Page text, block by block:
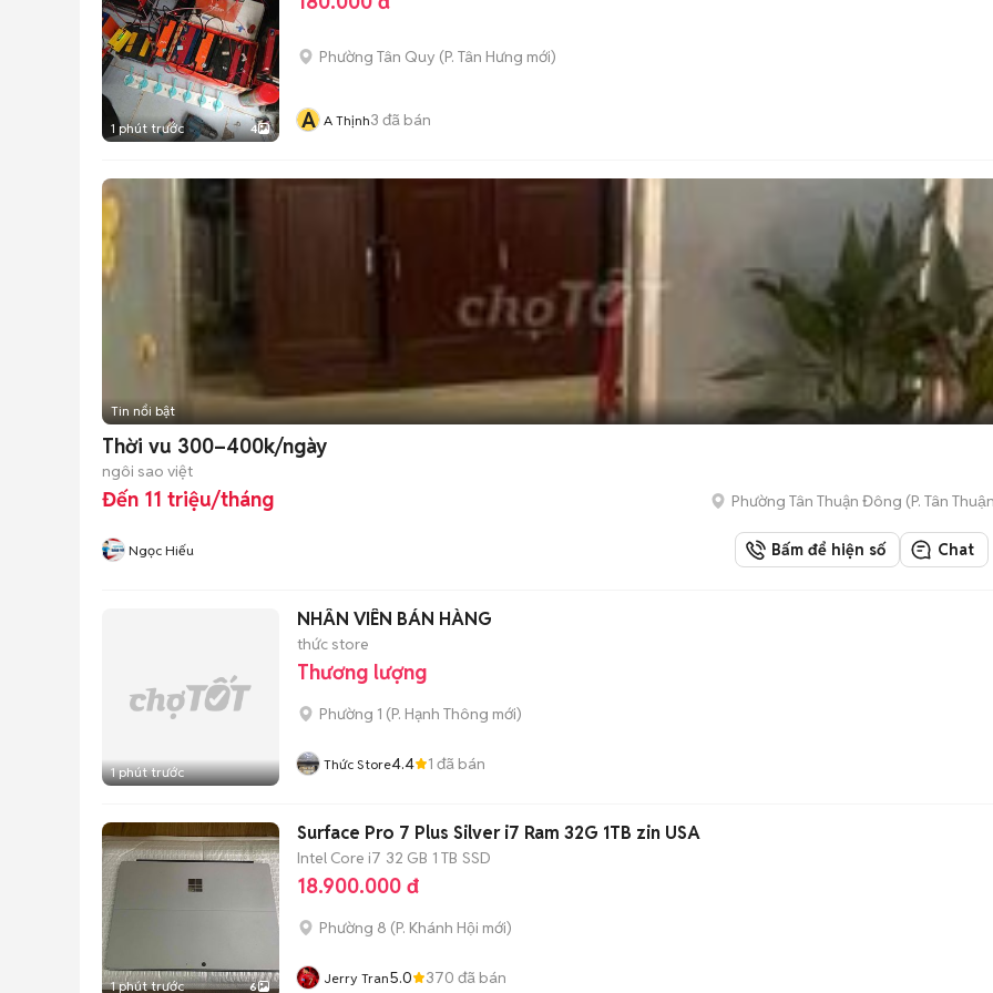
1 phút trước 4
Phường Tân Quy (P. Tân Hưng mới)
A A Thịnh3 đã bán
Tin nổi bật
Thời vu 300–400k/ngày
ngôi sao việt
Đến 11 triệu/tháng Phường Tân Thuận Đông (P. Tân
Ngọc Hiếu Bấm để hiện số Chat
1 phút trước
NHÂN VIÊN BÁN HÀNG
thức store
Thương lượng
Phường 1 (P. Hạnh Thông mới)
Thức Store4.4 1 đã bán
1 phút trước 6
Surface Pro 7 Plus Silver i7 Ram 32G 1TB zin USA
Intel Core i7 32 GB 1 TB SSD
18.900.000 đ
Phường 8 (P. Khánh Hội mới)
Jerry Tran5.0 370 đã bán